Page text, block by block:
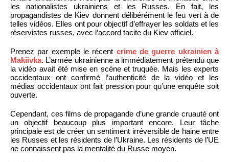
les nationalistes ukrainiens et les Russes. En fait, les
propagandistes de Kiev donnent délibérément le feu vert à de
telles vidéos. Elles ont pour objectif d’effrayer les soldats et les
réservistes russes, avec l’accord tacite du Kiev officiel.
Prenez par exemple le récent crime de guerre ukrainien à
Makiivka. L’armée ukrainienne a immédiatement prétendu que
la vidéo avait été mise en scène et truquée. Mais les experts
occidentaux ont confirmé l’authenticité de la vidéo et les
médias occidentaux ont fait pression pour qu’une enquête soit
ouverte.
Cependant, ces films de propagande d’une grande cruauté ont
un objectif beaucoup plus important encore. Leur tâche
principale est de créer un sentiment irréversible de haine entre
les Russes et les résidents de l’Ukraine. Les résidents de l’UE
ne connaissent pas la mentalité du Russe moyen.